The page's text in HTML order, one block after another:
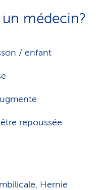
médecin?
/ enfant
repoussée
Hernie